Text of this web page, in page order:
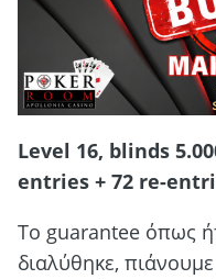
Level 16, blinds
entries + 72 re-
Το guarantee όπως
διαλύθηκε,